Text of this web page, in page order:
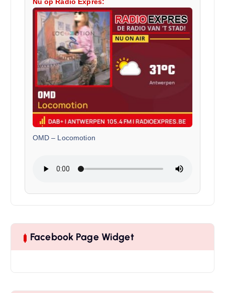
OMD– Locomotion
Facebook Page Widget